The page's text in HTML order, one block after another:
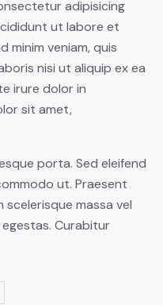
adipisicing
ut labore et
minim veniam, quis
nisi ut aliquip ex ea
irure dolor in
sit amet,
porta. Sed eleifend
ut. Praesent
scelerisque massa vel
Curabitur